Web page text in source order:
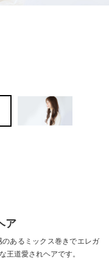
ア
あるミックス巻きでエレガ
王道愛されヘアです。